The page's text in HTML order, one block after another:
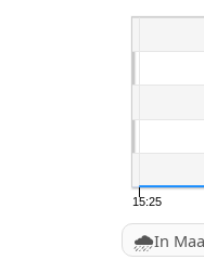
15:25
🌧️In